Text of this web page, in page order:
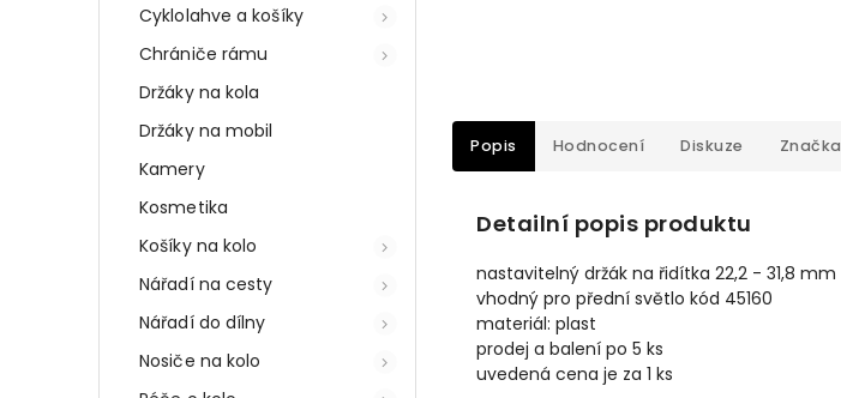
Cyklolahve a košíky
Chrániče rámu
Držáky na kola
Držáky na mobil
Kamery
Kosmetika
Košíky na kolo
Nářadí na cesty
Nářadí do dílny
Nosiče na kolo
Popis Hodnocení Diskuze Značka
Detailní popis produktu
nastavitelný držák na řidítka 22,2 - 31,8 mm
vhodný pro přední světlo kód 45160
materiál: plast
prodej a balení po 5 ks
uvedená cena je za 1 ks